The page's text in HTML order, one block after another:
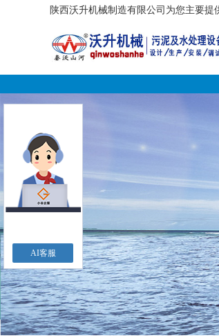
陕西沃升机械制造有限公司为您主要提
AI客服